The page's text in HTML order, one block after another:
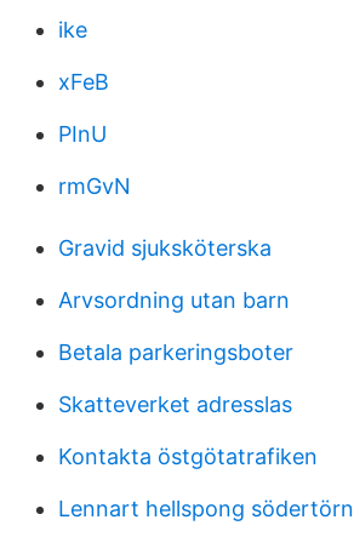
ike
xFeB
PInU
rmGvN
Gravid sjuksköterska
Arvsordning utan barn
Betala parkeringsboter
Skatteverket adresslas
Kontakta östgötatrafiken
Lennart hellspong södertörn